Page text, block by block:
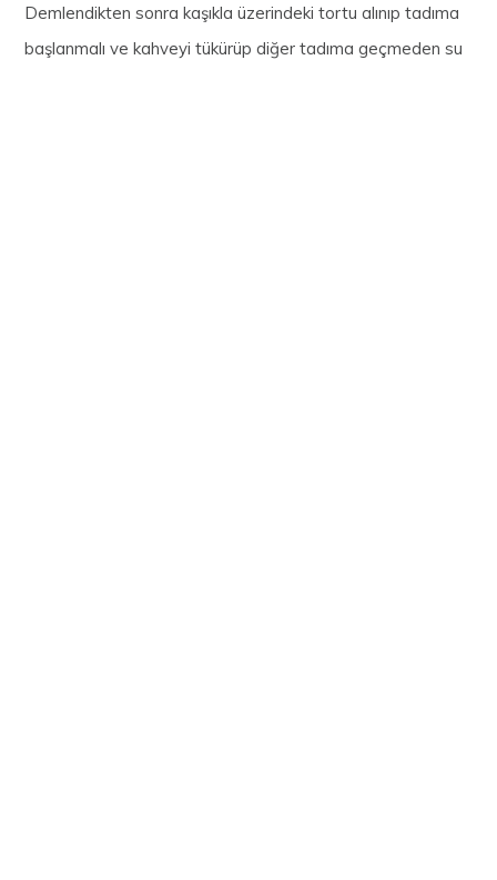
Demlendikten sonra kaşıkla üzerindeki tortu alınıp tadıma
başlanmalı ve kahveyi tükürüp diğer tadıma geçmeden su